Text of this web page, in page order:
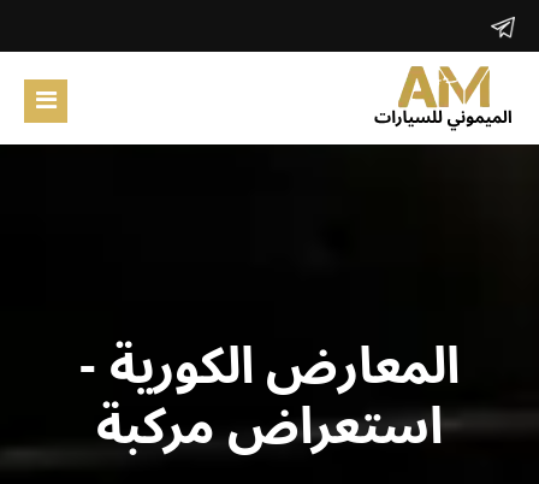
تسجيل دخول
تسجيل جديد
المعارض الكورية -
استعراض مركبة